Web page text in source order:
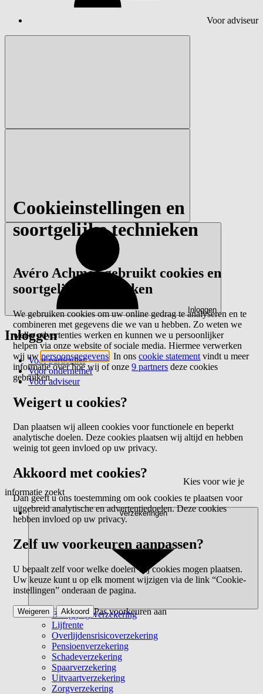
Voor adviseur
Inloggen
Inloggen
Voor particulier
Voor ondernemer
Voor adviseur
Kies voor wie je
informatie zoekt
Verzekeringen
Beleggingsverzekering
Lijfrente
Overlijdensrisicoverzekering
Pensioenverzekering
Schadeverzekering
Spaarverzekering
Uitvaartverzekering
Zorgverzekering
Cookieinstellingen en
soortgelijke technieken
Avéro Achmea gebruikt cookies en
soortgelijke technieken
We gebruiken cookies om uw online gedrag te analyseren en te
combineren met gegevens die we van u hebben. Zo weten we
welke advertenties werken en kunnen we u persoonlijker
helpen via onze website of sociale media. Hiermee verwerken
wij uwpersoonsgegevens . In onscookie statement vindt u meer
informatie over hoe wij of onze9 partners deze cookies
gebruiken.
Weigert u cookies?
Dan plaatsen wij alleen cookies voor functionele en beperkt
analytische doelen. Deze cookies plaatsen wij altijd en hebben
weinig tot geen invloed op uw privacy.
Akkoord met cookies?
Dan geeft u ons toestemming om ook cookies te plaatsen voor
uitgebreid analytische en advertentiedoelen. Deze cookies
hebben invloed op uw privacy.
Zelf uw voorkeuren aanpassen?
U bepaalt zelf voor welke doelen wij cookies mogen plaatsen.
Uw keuze kunt u op elk moment wijzigen via de link “Cookie-
instellingen” onderaan de pagina.
Pas voorkeuren aan
Weigeren Akkoord